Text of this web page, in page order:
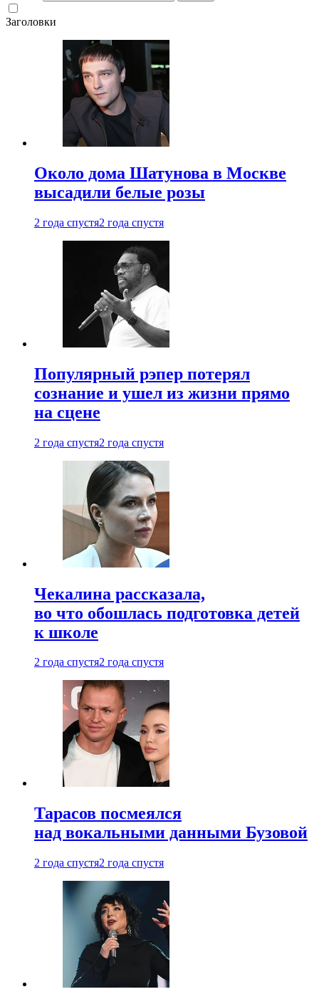
Заголовки
Около дома Шатунова в Москве
высадили белые розы
2 года спустя2 года спустя
Популярный рэпер потерял
сознание и ушел из жизни прямо
на сцене
2 года спустя2 года спустя
Чекалина рассказала,
во что обошлась подготовка детей
к школе
2 года спустя2 года спустя
Тарасов посмеялся
над вокальными данными Бузовой
2 года спустя2 года спустя